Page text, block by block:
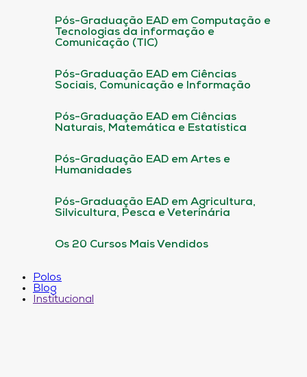
Pós-Graduação EAD em Computação e
Tecnologias da informação e
Comunicação (TIC)
Pós-Graduação EAD em Ciências
Sociais, Comunicação e Informação
Pós-Graduação EAD em Ciências
Naturais, Matemática e Estatística
Pós-Graduação EAD em Artes e
Humanidades
Pós-Graduação EAD em Agricultura,
Silvicultura, Pesca e Veterinária
Os 20 Cursos Mais Vendidos
Polos
Blog
Institucional